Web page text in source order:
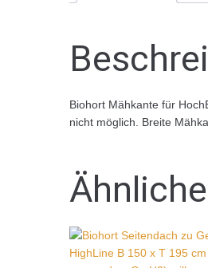
Biohort Mähkante für
nicht möglich. Breite